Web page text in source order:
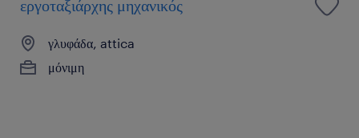
εργοταξιάρχης μηχανικός
γλυφάδα, attica
μόνιμη